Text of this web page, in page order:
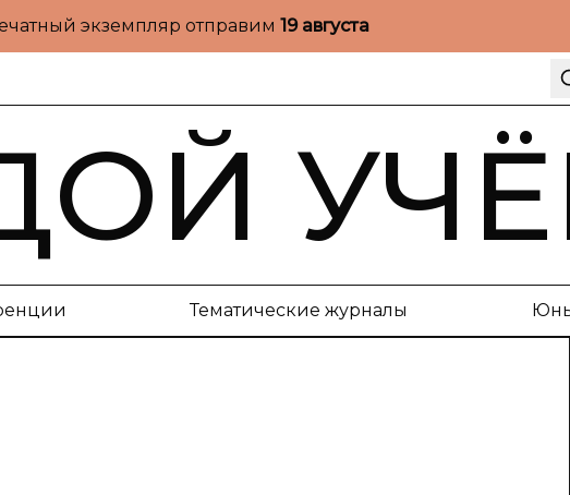
экземпляр отправим 19 августа
Тематические журналы